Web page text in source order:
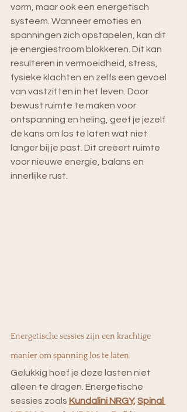
vorm, maar ook een energetisch
systeem. Wanneer emoties en
spanningen zich opstapelen, kan dit
je energiestroom blokkeren. Dit kan
resulteren in vermoeidheid, stress,
fysieke klachten en zelfs een gevoel
van vastzitten in het leven. Door
bewust ruimte te maken voor
ontspanning en heling, geef je jezelf
de kans om los te laten wat niet
langer bij je past. Dit creëert ruimte
voor nieuwe energie, balans en
innerlijke rust.
Energetische sessies zijn een krachtige
manier om spanning los te laten
Gelukkig hoef je deze lasten niet
alleen te dragen. Energetische
sessies zoals Kundalini NRGY,Spinal